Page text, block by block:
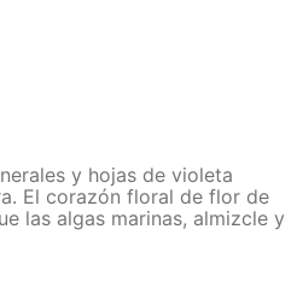
y hojas de violeta
El corazón floral de flor de
las algas marinas, almizcle y